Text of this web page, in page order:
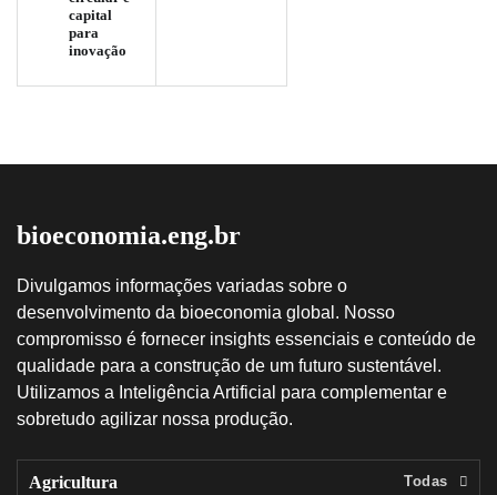
capital
para
inovação
bioeconomia.eng.br
Divulgamos informações variadas sobre o
desenvolvimento da bioeconomia global. Nosso
compromisso é fornecer insights essenciais e conteúdo de
qualidade para a construção de um futuro sustentável.
Utilizamos a Inteligência Artificial para complementar e
sobretudo agilizar nossa produção.
Agricultura Todas